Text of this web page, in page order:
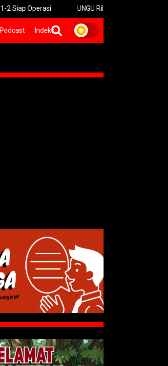
UNGU Rilis Video Musik “Utara-Selatan”
Podcast Indeks